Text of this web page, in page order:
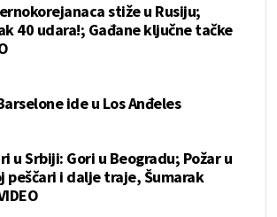
stiže u Rusiju;
40 udara!; Gađane ključne tačke
ide u Los Anđeles
u Srbiji: Gori u Beogradu; Požar u
peščari i dalje traje, Šumarak